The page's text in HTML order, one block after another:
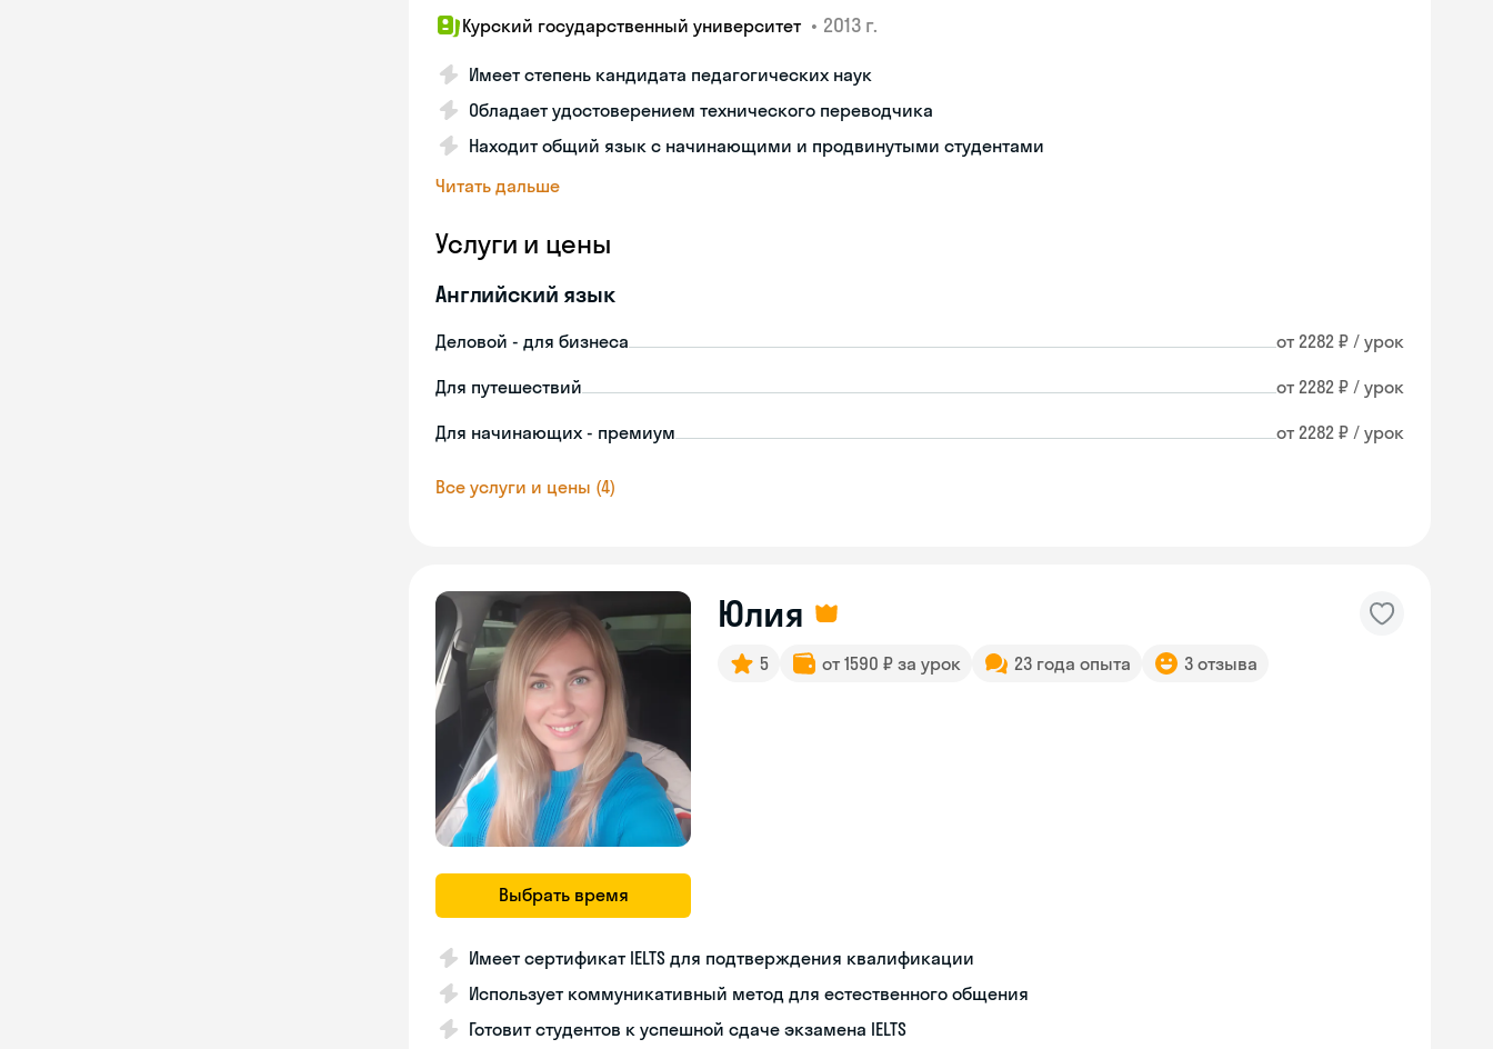
Курский государственный университет • 2013 г.
Имеет степень кандидата педагогических наук
Обладает удостоверением технического переводчика
Находит общий язык с начинающими и продвинутыми студентами
Читать дальше
Услуги и цены
Английский язык
Деловой - для бизнеса от 2282 ₽ / урок
Для путешествий от 2282 ₽ / урок
Для начинающих - премиум от 2282 ₽ / урок
Все услуги и цены (4)
Выбрать время
Юлия
5 от 1590 ₽ за урок 23 года опыта 3 отзыва
Имеет сертификат IELTS для подтверждения квалификации
Использует коммуникативный метод для естественного общения
Готовит студентов к успешной сдаче экзамена IELTS